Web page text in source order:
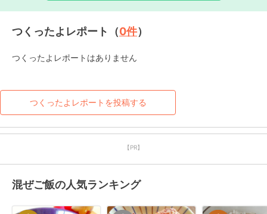
つくったよレポート（0件）
つくったよレポートはありません
つくったよレポートを投稿する
【PR】
混ぜご飯の人気ランキング